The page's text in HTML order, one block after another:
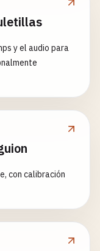
y el audio para
con calibración